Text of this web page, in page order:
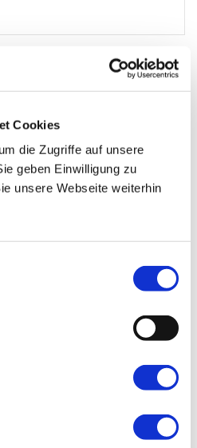
Cookies
die Zugriffe auf unsere
geben Einwilligung zu
unsere Webseite weiterhin